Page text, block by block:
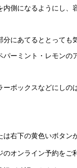
内側になるようにし、
分にあてるととっても
パーミント・レモンの
ーボックスなどにしの
は右下の黄色いボタン
のオンライン予約をご